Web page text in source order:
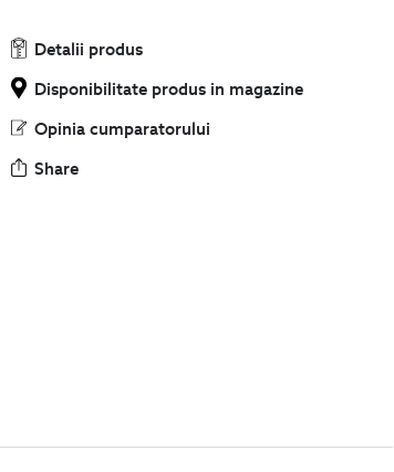
Detalii produs
Disponibilitate produs in magazine
Opinia cumparatorului
Share